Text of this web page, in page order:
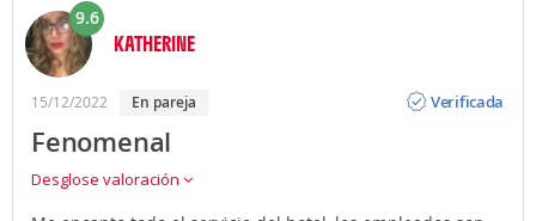
9.6
KATHERINE
15/12/2022 en pareja
Verificada
Fenomenal
Desglose valoración